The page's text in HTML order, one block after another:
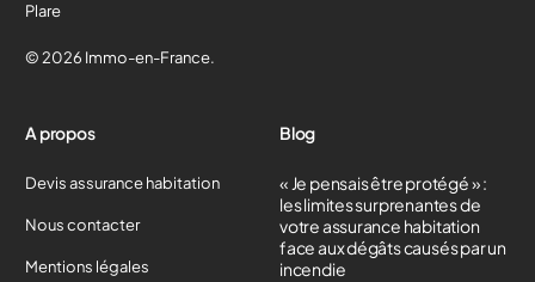
Plare
© 2026 Immo-en-France.
A propos
Devis assurance habitation
Nous contacter
Mentions légales
Blog
« Je pensais être protégé » :
les limites surprenantes de
votre assurance habitation
face aux dégâts causés par un
incendie